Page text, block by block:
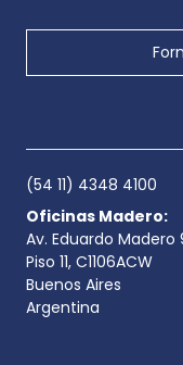
(54 11) 4348 4100
Oficinas Madero:
Av. Eduardo Madero
Piso 11, C1106ACW
Buenos Aires
Argentina